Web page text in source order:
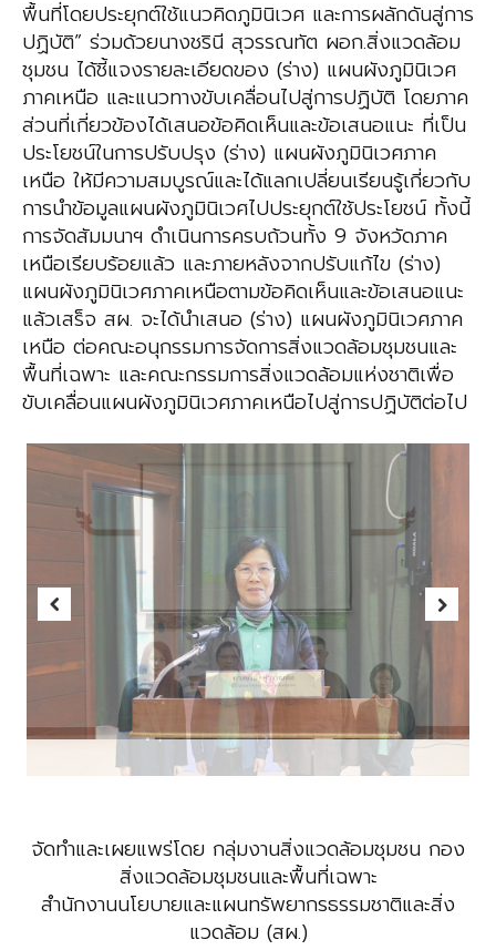
พื้นที่โดยประยุกต์ใช้แนวคิดภูมินิเวศ และการผลักดันสู่การ
ปฏิบัติ” ร่วมด้วยนางชรินี สุวรรณทัต ผอก.สิ่งแวดล้อม
ชุมชน ได้ชี้แจงรายละเอียดของ (ร่าง) แผนผังภูมินิเวศ
ภาคเหนือ และแนวทางขับเคลื่อนไปสู่การปฏิบัติ โดยภาค
ส่วนที่เกี่ยวข้องได้เสนอข้อคิดเห็นและข้อเสนอแนะ ที่เป็น
ประโยชน์ในการปรับปรุง (ร่าง) แผนผังภูมินิเวศภาค
เหนือ ให้มีความสมบูรณ์และได้แลกเปลี่ยนเรียนรู้เกี่ยวกับ
การนำข้อมูลแผนผังภูมินิเวศไปประยุกต์ใช้ประโยชน์ ทั้งนี้
การจัดสัมมนาฯ ดำเนินการครบถ้วนทั้ง 9 จังหวัดภาค
เหนือเรียบร้อยแล้ว และภายหลังจากปรับแก้ไข (ร่าง)
แผนผังภูมินิเวศภาคเหนือตามข้อคิดเห็นและข้อเสนอแนะ
แล้วเสร็จ สผ. จะได้นำเสนอ (ร่าง) แผนผังภูมินิเวศภาค
เหนือ ต่อคณะอนุกรรมการจัดการสิ่งแวดล้อมชุมชนและ
พื้นที่เฉพาะ และคณะกรรมการสิ่งแวดล้อมแห่งชาติเพื่อ
ขับเคลื่อนแผนผังภูมินิเวศภาคเหนือไปสู่การปฏิบัติต่อไป
Next
จัดทำและเผยแพร่โดย กลุ่มงานสิ่งแวดล้อมชุมชน กอง
สิ่งแวดล้อมชุมชนและพื้นที่เฉพาะ
สำนักงานนโยบายและแผนทรัพยากรธรรมชาติและสิ่ง
แวดล้อม (สผ.)